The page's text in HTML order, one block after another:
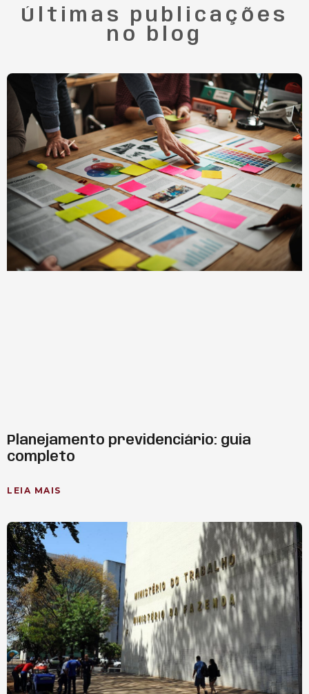
Últimas publicações
no blog
Planejamento previdenciário: guia
completo
LEIA MAIS